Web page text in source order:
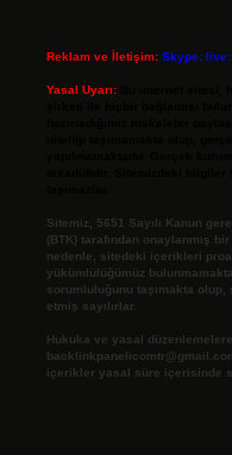
Reklam ve İletişim: Skype:
Yasal Uyarı:
Sitemiz, 5651 Sayılı Kanun
(BTK) tarafından onaylanmış
nedenle, sitedeki içerikleri
yükümlülüğümüz
sorumluluğunu taşımakta
etmiş sayılırlar.
Hukuka ve yasal
içerikler yasal süre içerisinde